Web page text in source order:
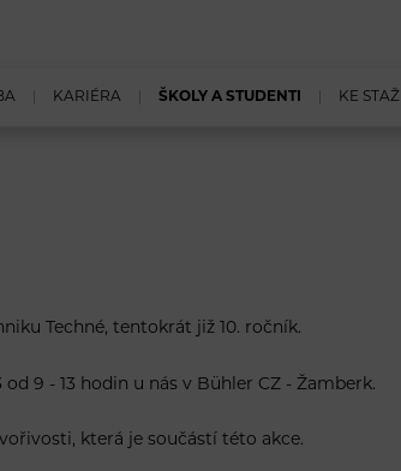
KARIÉRA ŠKOLY A STUDENTI KE
Techné, tentokrát již 10. ročník.
9 - 13 hodin u nás v Bühler CZ - Žamberk.
která je součástí této akce.